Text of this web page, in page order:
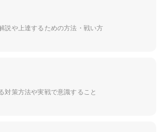
説や上達するための方法・戦い方
対策方法や実戦で意識すること